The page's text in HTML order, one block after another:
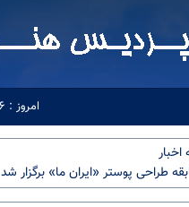
امروز : 16 مرداد 1405
ﻃﺮاحی پوﺳﺘﺮ «اﯾﺮان ﻣﺎ» برگزار شد